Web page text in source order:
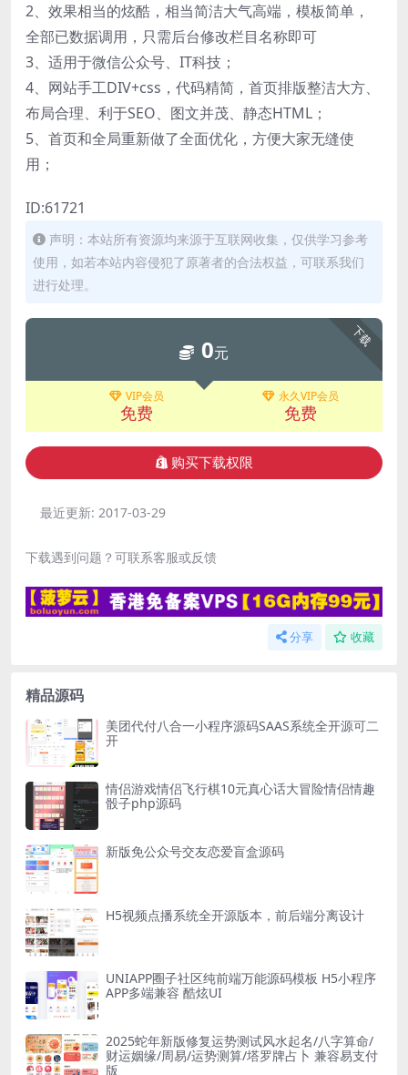
2、效果相当的炫酷，相当简洁大气高端，模板简单，
全部已数据调用，只需后台修改栏目名称即可
3、适用于微信公众号、IT科技；
4、网站手工DIV+css，代码精简，首页排版整洁大方、
布局合理、利于SEO、图文并茂、静态HTML；
5、首页和全局重新做了全面优化，方便大家无缝使
用；
ID:61721
声明：本站所有资源均来源于互联网收集，仅供学习参考
使用，如若本站内容侵犯了原著者的合法权益，可联系我们
进行处理。
下载
0元
VIP会员
免费
永久VIP会员
免费
购买下载权限
最近更新: 2017-03-29
下载遇到问题？可联系客服或反馈
分享 收藏
精品源码
美团代付八合一小程序源码SAAS系统全开源可二
开
情侣游戏情侣飞行棋10元真心话大冒险情侣情趣
骰子php源码
新版免公众号交友恋爱盲盒源码
H5视频点播系统全开源版本，前后端分离设计
UNIAPP圈子社区纯前端万能源码模板 H5小程序
APP多端兼容 酷炫UI
2025蛇年新版修复运势测试风水起名/八字算命/
财运姻缘/周易/运势测算/塔罗牌占卜 兼容易支付
版